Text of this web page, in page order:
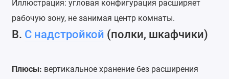
Иллюстрация: угловая конфигурация расширяет
рабочую зону, не занимая центр комнаты.
В. С надстройкой (полки, шкафчики)
Плюсы: вертикальное хранение без расширения